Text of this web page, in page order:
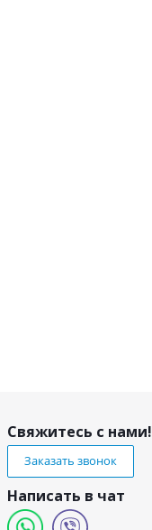
Свяжитесь с нами!
Заказать звонок
Написать в чат